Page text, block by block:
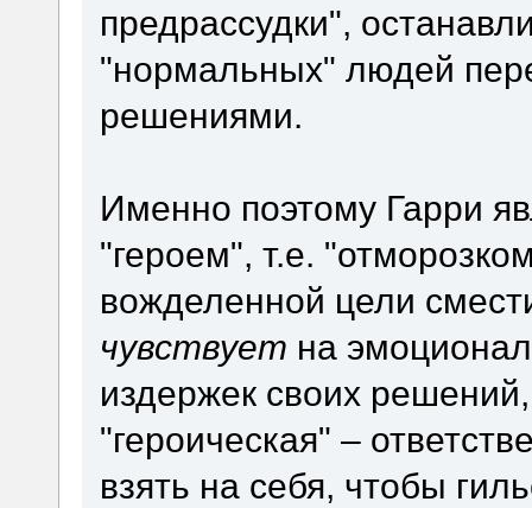
предрассудки",
"нормальных" людей
решениями.
Именно поэтому Гарри
"героем", т.е.
вожделенной цели
чувствует на
издержек своих
"героическая" –
взять на себя, чтобы